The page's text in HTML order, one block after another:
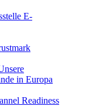
E-
in Europa
Readiness